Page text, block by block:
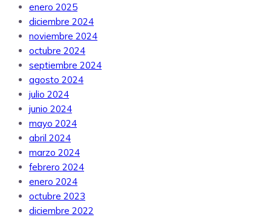
enero 2025
diciembre 2024
noviembre 2024
octubre 2024
septiembre 2024
agosto 2024
julio 2024
junio 2024
mayo 2024
abril 2024
marzo 2024
febrero 2024
enero 2024
octubre 2023
diciembre 2022